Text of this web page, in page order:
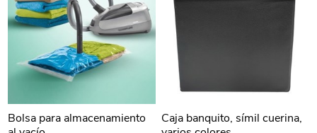
Bolsa para almacenamiento
Caja banquito, símil cuerina,